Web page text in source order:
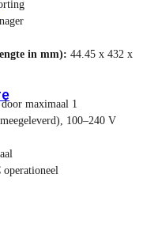
in mm): 44.45 x 432 x
maximaal 1
100–240 V